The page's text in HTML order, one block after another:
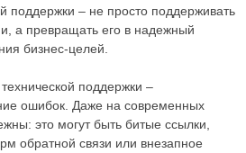
поддержки – не просто поддерживать
а превращать его в надежный
бизнес-целей.
поддержки –
ошибок. Даже на современных
это могут быть битые ссылки,
обратной связи или внезапное